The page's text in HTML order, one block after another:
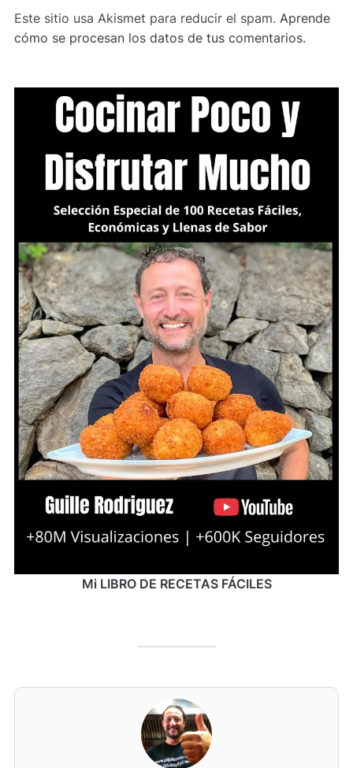
Este sitio usa Akismet para reducir el spam. Aprende
cómo se procesan los datos de tus comentarios.
Mi LIBRO DE RECETAS FÁCILES